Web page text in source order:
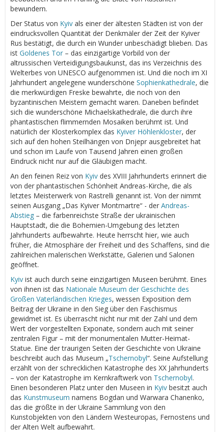
bewundern.
Der Status von Kyiv als einer der ältesten Städten ist von der
eindrucksvollen Quantität der Denkmäler der Zeit der Kyiver
Rus bestätigt, die durch ein Wunder unbeschädigt blieben. Das
ist Goldenes Tor – das einzigartige Vorbild von der
altrussischen Verteidigungsbaukunst, das ins Verzeichnis des
Welterbes von UNESCO aufgenommen ist. Und die noch im XI
Jahrhundert angelegene wunderschöne Sophienkathedrale, die
die merkwürdigen Freske bewahrte, die noch von den
byzantinischen Meistern gemacht waren. Daneben befindet
sich die wunderschöne Michaelskathedrale, die durch ihre
phantastischen flimmernden Mosaiken berühmt ist. Und
natürlich der Klosterkomplex das Kyiver Höhlenkloster, der
sich auf den hohen Steilhängen von Dnjepr ausgebreitet hat
und schon im Laufe von Tausend Jahren einen großen
Eindruck nicht nur auf die Gläubigen macht.
An den feinen Reiz von Kyiv des XVIII Jahrhunderts erinnert die
von der phantastischen Schönheit Andreas-Kirche, die als
letztes Meisterwerk von Rastrelli genannt ist. Von der nimmt
seinen Ausgang „Das Kyiver Montmartre“ - der Andreas-
Abstieg – die farbenreichste Straße der ukrainischen
Hauptstadt, die die Bohemien-Umgebung des letzten
Jahrhunderts aufbewahrte. Heute herrscht hier, wie auch
früher, die Atmosphäre der Freiheit und des Schaffens, sind die
zahlreichen malerischen Werkstätte, Galerien und Salonen
geöffnet.
Kyiv ist auch durch seine einzigartigen Museen berühmt. Eines
von ihnen ist das Nationale Museum der Geschichte des
Großen Vaterländischen Krieges, wessen Exposition dem
Beitrag der Ukraine in den Sieg über den Faschismus
gewidmet ist. Es überrascht nicht nur mit der Zahl und dem
Wert der vorgestellten Exponate, sondern auch mit seiner
zentralen Figur – mit der monumentalen Mutter-Heimat-
Statue. Eine der traurigen Seiten der Geschichte von Ukraine
beschreibt auch das Museum „Tschernobyl“. Seine Aufstellung
erzählt von der schrecklichen Katastrophe des XX Jahrhunderts
– von der Katastrophe im Kernkraftwerk von Tschernobyl.
Einen besonderen Platz unter den Museen in Kyiv besitzt auch
das Kunstmuseum namens Bogdan und Warwara Chanenko,
das die größte in der Ukraine Sammlung von den
Kunstobjekten von den Ländern Westeuropas, Fernostens und
der Alten Welt aufbewahrt.